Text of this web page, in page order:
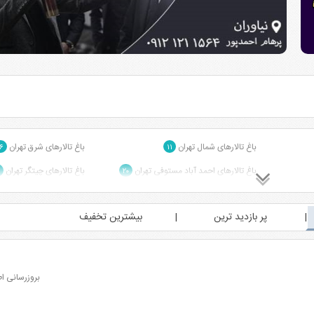
باغ تالارهای شمال تهران ۱۱ باغ تالارهای شرق تهران
باغ تالارهای احمد آباد مستوفی تهران ۲۰ باغ تالارهای چیتگر تهران
پر بازدید ترین بیشترین تخفیف
بروزرسانی